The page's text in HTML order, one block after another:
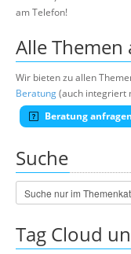
am Telefon!
Alle Themen
Wir bieten zu allen
Beratung(auch integriert
Beratung anfragen
Suche
Tag Cloud